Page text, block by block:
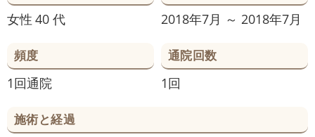
女性 40 代 2018年7月 ～ 2018年7月
頻度
1回通院
通院回数
1回
施術と経過